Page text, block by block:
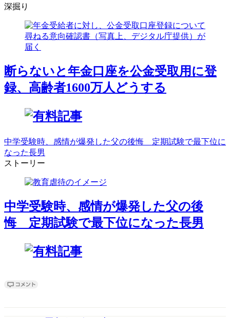
深掘り
断らないと年金口座を公金受取用に登
録、高齢者1600万人どうする
中学受験時、感情が爆発した父の後悔 定期試験で最下位に
なった長男
ストーリー
中学受験時、感情が爆発した父の後
悔 定期試験で最下位になった長男